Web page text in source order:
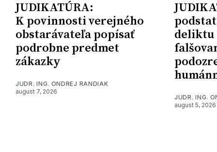
JUDIKATÚRA:
K povinnosti verejného
obstarávateľa popísať
podrobne predmet
zákazky
JUDR. ING. ONDREJ RANDIAK
august 7, 2026
deliktu
JUDR. ING.
august 5, 2026